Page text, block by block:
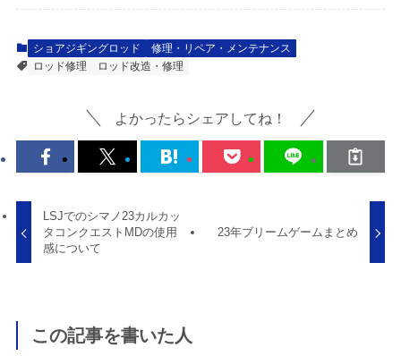
ショアジギングロッド
修理・リペア・メンテナンス
ロッド修理
ロッド改造・修理
よかったらシェアしてね！
LSJでのシマノ23カルカッ
タコンクエストMDの使用
感について
23年ブリームゲームまとめ
この記事を書いた人